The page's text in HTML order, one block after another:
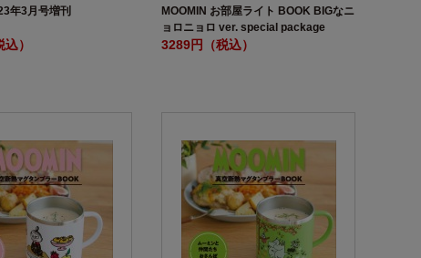
年3月号増刊
）
MOOMIN お部屋ライト BOOK BIGなニ
ョロニョロ ver. special package
3289円（税込）